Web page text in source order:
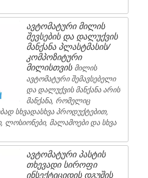
ავტომატური მილის
შევსების და დალუქვის
მანქანა პლასტმასის/
კომპოზიტური
მილისთვის მილის
ავტომატური შემავსებელი
და დალუქვის მანქანა არის
მანქანა, რომელიც
სხვადასხვა პროდუქტებით,
ლოსიონები, მალამოები და სხვა
ავტომატური პასტის
თხევადი სიროფი
ინსექტიციდის დგუშის